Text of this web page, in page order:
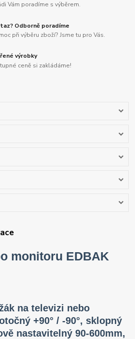
Vám poradíme s výběrem.
Odborně poradíme
při výběru zboží? Jsme tu pro Vás.
výrobky
ceně si zakládáme!
monitoru EDBAK
na televizi nebo
+90° / -90°, sklopný
nastavitelný 90-600mm,